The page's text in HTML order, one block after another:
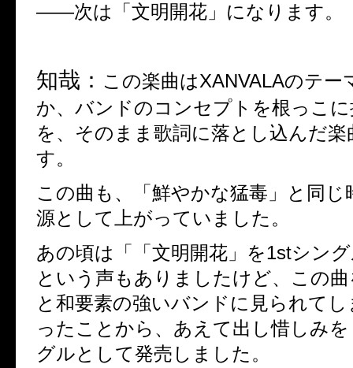
――次は「文明開花」になります。
知哉： この楽曲はXANVALAのテー
か、バンドのコンセプトを根っこ
を、そのまま歌詞に落とし込んだ
す。
この曲も、「鮮やかな猛毒」と同じ
源として上がっていました。
あの頃は「「文明開花」を1stシン
という声もありましたけど、この
と和要素の強いバンドに見られて
ったことから、あえて出し惜しみ
グルとして発売しました。